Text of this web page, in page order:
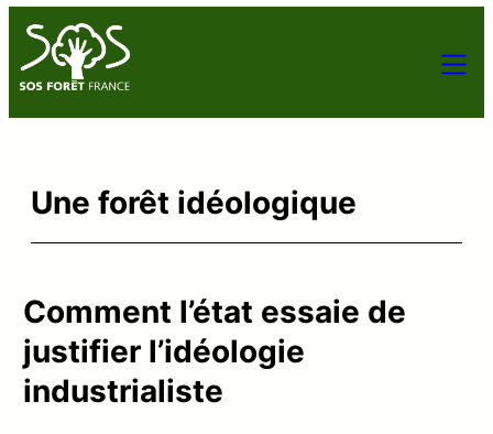
Une forêt idéologique
Comment l’état essaie de
justifier l’idéologie
industrialiste